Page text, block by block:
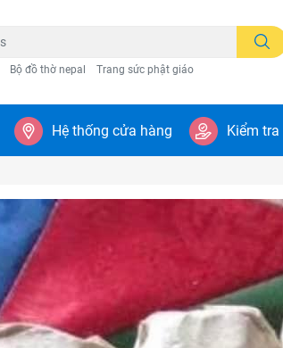
Bộ đồ thờ nepal Trang sức phật giáo
Hệ thống cửa hàng Kiểm